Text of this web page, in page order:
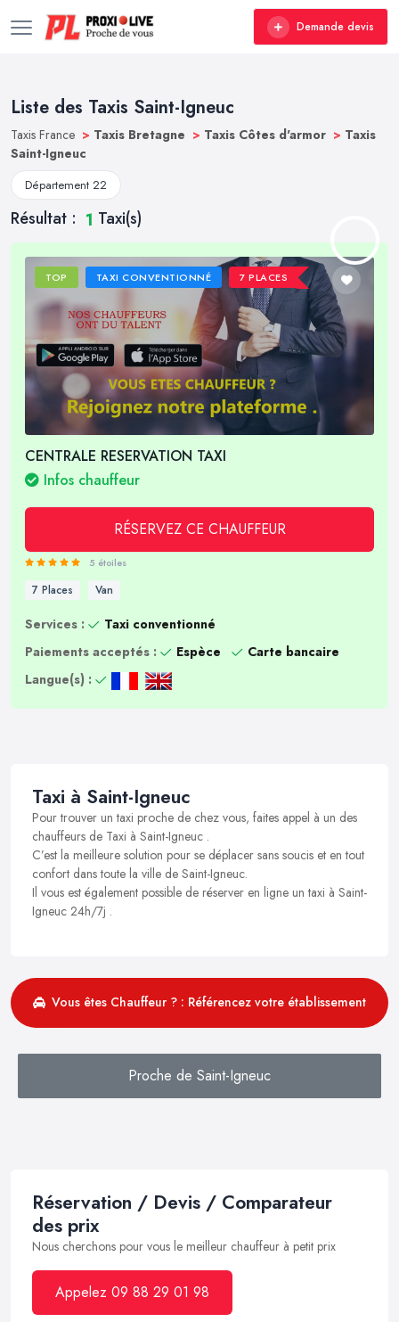
Demande devis
Liste des Taxis Saint-Igneuc
Taxis France > Taxis Bretagne > Taxis Côtes d'armor > Taxis
Saint-Igneuc
Département 22
Résultat : 1 Taxi(s)
TOP TAXI CONVENTIONNÉ 7 PLACES
CENTRALE RESERVATION TAXI
Infos chauffeur
RÉSERVEZ CE CHAUFFEUR
5 étoiles
7 Places Van
Services :
Taxi conventionné
Paiements acceptés :
Espèce
Carte bancaire
Langue(s) :
Taxi à Saint-Igneuc
Pour trouver un taxi proche de chez vous, faites appel à un des
chauffeurs de Taxi à Saint-Igneuc .
C’est la meilleure solution pour se déplacer sans soucis et en tout
confort dans toute la ville de Saint-Igneuc.
Il vous est également possible de réserver en ligne un taxi à Saint-
Igneuc 24h/7j .
Vous êtes Chauffeur ? : Référencez votre établissement
Proche de Saint-Igneuc
Réservation / Devis / Comparateur
des prix
Nous cherchons pour vous le meilleur chauffeur à petit prix
Appelez 09 88 29 01 98